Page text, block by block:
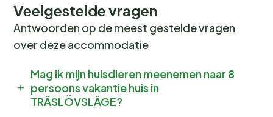
Veelgestelde vragen
Antwoorden op de meest gestelde vragen
over deze accommodatie
Mag ik mijn huisdieren meenemen naar 8
persoons vakantie huis in
TRÄSLÖVSLÄGE?